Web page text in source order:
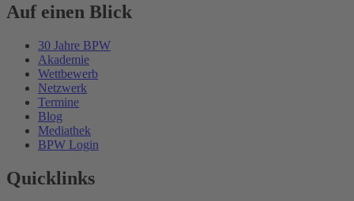
Auf einen Blick
30 Jahre BPW
Akademie
Wettbewerb
Netzwerk
Termine
Blog
Mediathek
BPW Login
Quicklinks